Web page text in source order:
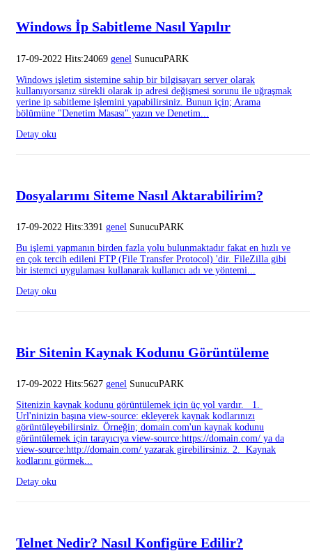
Windows İp Sabitleme Nasıl Yapılır
17-09-2022 Hits:24069 genel SunucuPARK
Windows işletim sistemine sahip bir bilgisayarı server olarak
kullanıyorsanız sürekli olarak ip adresi değişmesi sorunu ile uğraşmak
yerine ip sabitleme işlemini yapabilirsiniz. Bunun için; Arama
bölümüne "Denetim Masası" yazın ve Denetim...
Detay oku
Dosyalarımı Siteme Nasıl Aktarabilirim?
17-09-2022 Hits:3391 genel SunucuPARK
Bu işlemi yapmanın birden fazla yolu bulunmaktadır fakat en hızlı ve
en çok tercih edileni FTP (File Transfer Protocol) 'dir. FileZilla gibi
bir istemci uygulaması kullanarak kullanıcı adı ve yöntemi...
Detay oku
Bir Sitenin Kaynak Kodunu Görüntüleme
17-09-2022 Hits:5627 genel SunucuPARK
Sitenizin kaynak kodunu görüntülemek için üç yol vardır. 1.
Url'ninizin başına view-source: ekleyerek kaynak kodlarınızı
görüntüleyebilirsiniz. Örneğin; domain.com'un kaynak kodunu
görüntülemek için tarayıcıya view-source:https://domain.com/ ya da
view-source:http://domain.com/ yazarak girebilirsiniz. 2. Kaynak
kodlarını görmek...
Detay oku
Telnet Nedir? Nasıl Konfigüre Edilir?